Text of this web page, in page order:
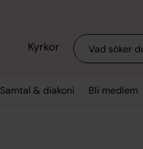
Kyrkor Sök
Samtal & diakoni Bli medlem